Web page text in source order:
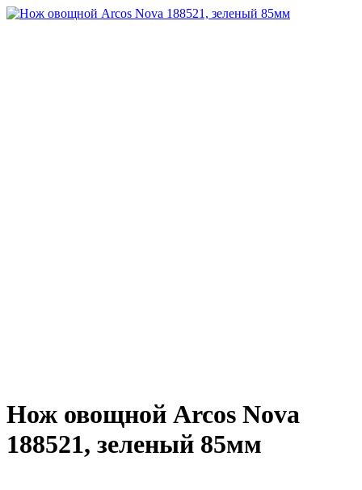
Нож овощной Arcos Nova
188521, зеленый 85мм